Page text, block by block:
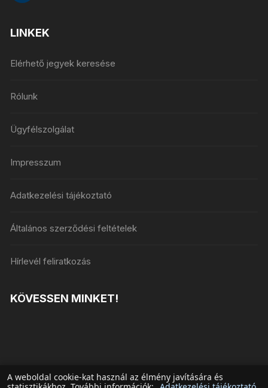
LINKEK
Elérhető jegyek keresése
Rólunk
Ügyfélszolgálat
Impresszum
Adatkezelési tájékoztató
Általános szerződési feltételek
Hírlevél feliratkozás
KÖVESSEN MINKET!
A weboldal cookie-kat használ az élmény javítására és